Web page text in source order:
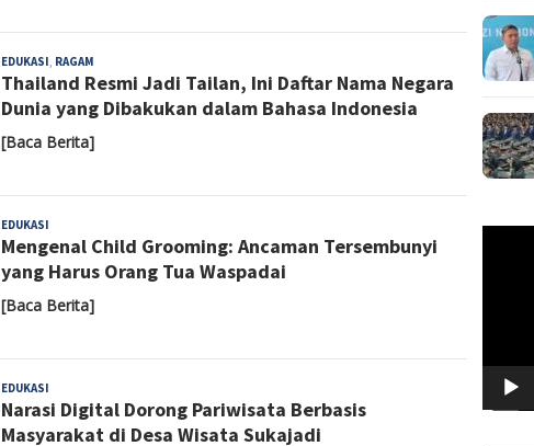
EDUKASI, RAGAM
Thailand Resmi Jadi Tailan, Ini Daftar Nama Negara
Dunia yang Dibakukan dalam Bahasa Indonesia
[Baca Berita]
EDUKASI
Noviyanti
Mengenal Child Grooming: Ancaman Tersembunyi
yang Harus Orang Tua Waspadai
[Baca Berita]
EDUKASI
Sulastri
Narasi Digital Dorong Pariwisata Berbasis
Masyarakat di Desa Wisata Sukajadi